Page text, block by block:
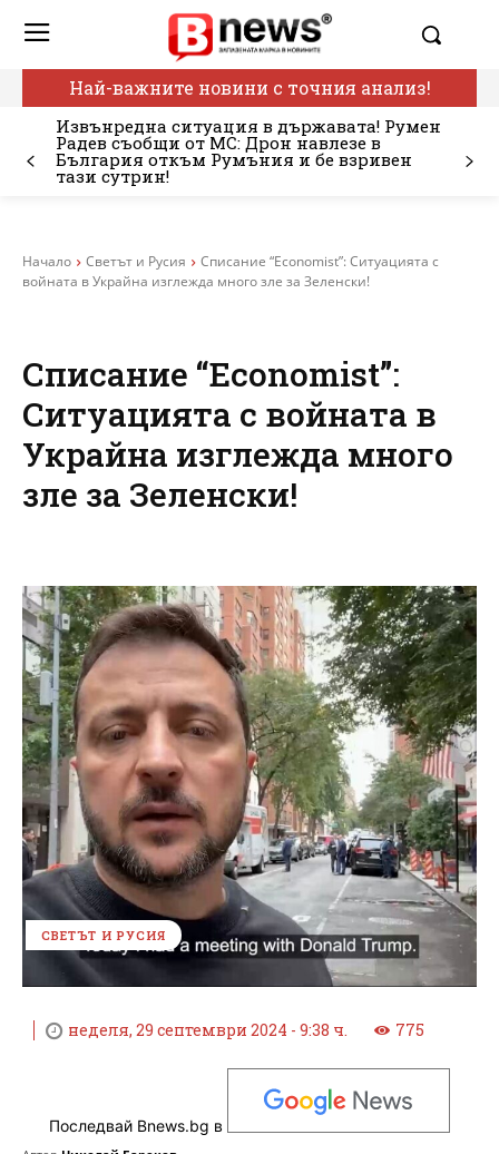
Най-важните новини с точния анализ!
Извънредна ситуация в държавата! Румен
Радев съобщи от МС: Дрон навлезе в
България откъм Румъния и бе взривен
тази сутрин!
Начало Светът и Русия
Списание “Economist”: Ситуацията с
войната в Украйна изглежда много зле за Зеленски!
Списание “Economist”:
Ситуацията с войната в
Украйна изглежда много
зле за Зеленски!
СВЕТЪТ И РУСИЯ
неделя, 29 септември 2024 - 9:38 ч. 775
Последвай Bnews.bg в